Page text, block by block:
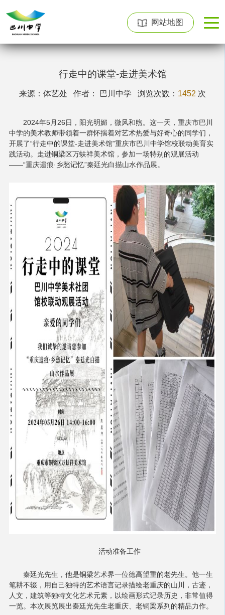
网站地图
行走中的课堂-走进美术馆
来源：体艺处 作者： 巴川中学 浏览次数： 1452 次
2024年5月26日，阳光明媚，微风和煦。这一天，重庆市巴川
中学的美术教师带领着一群怀揣着对艺术热爱与好奇心的同学们，
开展了“行走中的课堂-走进美术馆”重庆市巴川中学馆校联动美育实
践活动。走进铜梁区万蚨祥美术馆，参加一场特别的观展活动
——“重庆遗痕·乡愁记忆”秦廷光白描山水作品展。
活动准备工作
秦廷光先生，他是铜梁艺术界一位德高望重的老先生。他一生
笔耕不辍，用自己独特的艺术语言记录描绘老重庆的山川，古迹，
人文，建筑等独特文化艺术元素，以绘画形式记录历史，非常值得
一览。本次展览展出秦廷光先生老重庆、老铜梁系列的精品力作。